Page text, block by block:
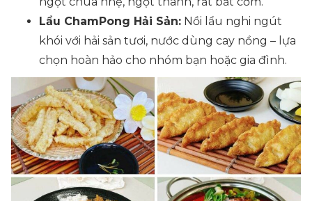
Lẩu ChamPong Hải Sản: Nồi lẩu nghi ngút
khói với hải sản tươi, nước dùng cay nồng – lựa
chọn hoàn hảo cho nhóm bạn hoặc gia đình.